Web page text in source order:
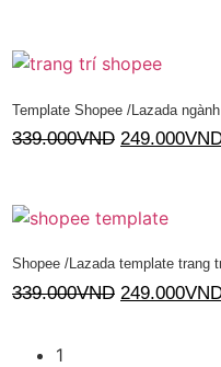
Template Shopee /Lazada
339.000VND 249.000
Shopee /Lazada template
339.000VND 249.000
1